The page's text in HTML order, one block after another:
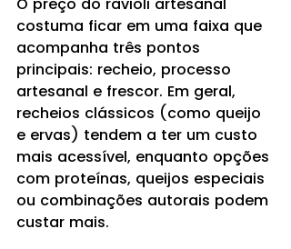
costuma ficar em uma faixa que
acompanha três pontos
principais: recheio, processo
artesanal e frescor. Em geral,
recheios clássicos (como queijo
e ervas) tendem a ter um custo
mais acessível, enquanto opções
com proteínas, queijos especiais
ou combinações autorais podem
custar mais.